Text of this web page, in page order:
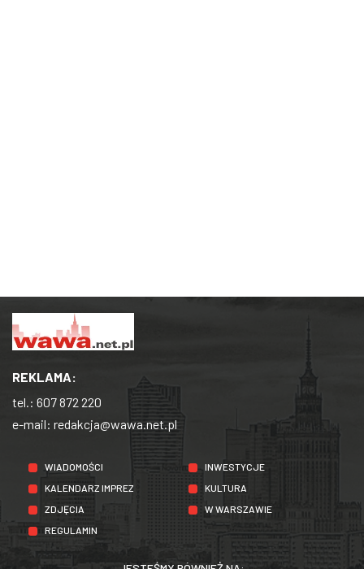
REKLAMA:
tel.: 607 872 220
e-mail: redakcja@wawa.net.pl
WIADOMOŚCI
INWESTYCJE
KALENDARZ IMPREZ
KULTURA
ZDJĘCIA
W WARSZAWIE
REGULAMIN